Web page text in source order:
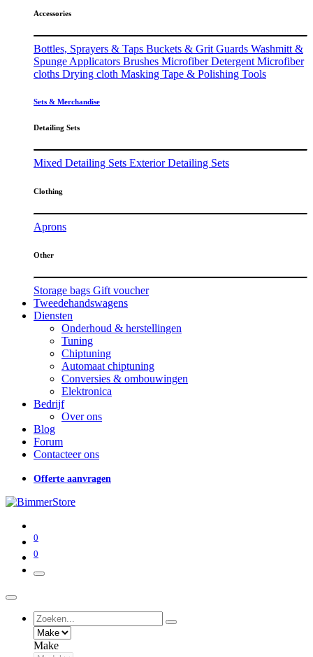
Accessories
Bottles, Sprayers & Taps Buckets & Grit Guards Washmitt &
Spunge Applicators Brushes Microfiber Detergent Microfiber
cloths Drying cloth Masking Tape & Polishing Tools
Sets & Merchandise
Detailing Sets
Mixed Detailing Sets Exterior Detailing Sets
Clothing
Aprons
Other
Storage bags Gift voucher
Tweedehandswagens
Diensten
Onderhoud & herstellingen
Tuning
Chiptuning
Automaat chiptuning
Conversies & ombouwingen
Elektronica
Bedrijf
Over ons
Blog
Forum
Contacteer ons
Offerte aanvragen
0
0
Make